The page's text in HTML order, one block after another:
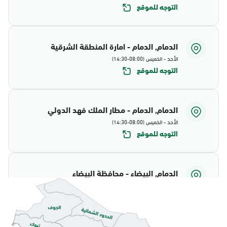
التوجه للموقع
الدمام, الدمام - امارة المنطقة الشرقية
الأحد - الخميس (08:00-14:30)
التوجه للموقع
الدمام, الدمام - مطار الملك فهد الدولي
الأحد - الخميس (08:00-14:30)
التوجه للموقع
الدمام, البيضاء - محافظة البيضاء